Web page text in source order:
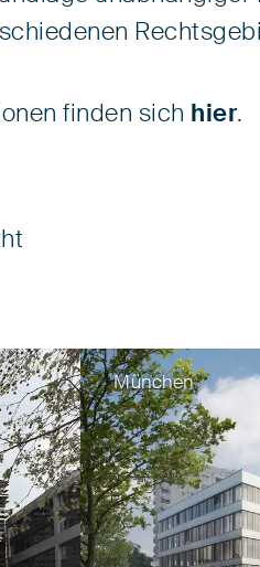
finden sich hier.
München